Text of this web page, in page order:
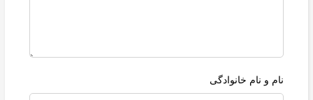
نام و نام خانوادگی